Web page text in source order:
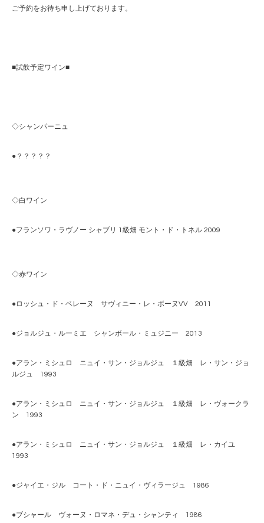
ご予約をお待ち申し上げております。
■試飲予定ワイン■
◇シャンパーニュ
●？？？？？
◇白ワイン
●フランソワ・ラヴノー シャブリ 1級畑 モント・ド・トネル 2009
◇赤ワイン
●ロッシュ・ド・ベレーヌ サヴィニー・レ・ボーヌVV 2011
●ジョルジュ・ルーミエ シャンボール・ミュジニー 2013
●アラン・ミシュロ ニュイ・サン・ジョルジュ １級畑 レ・サン・ジョ
ルジュ 1993
●アラン・ミシュロ ニュイ・サン・ジョルジュ １級畑 レ・ヴォークラ
ン 1993
●アラン・ミシュロ ニュイ・サン・ジョルジュ １級畑 レ・カイユ
1993
●ジャイエ・ジル コート・ド・ニュイ・ヴィラージュ 1986
●ブシャール ヴォーヌ・ロマネ・デュ・シャンティ 1986